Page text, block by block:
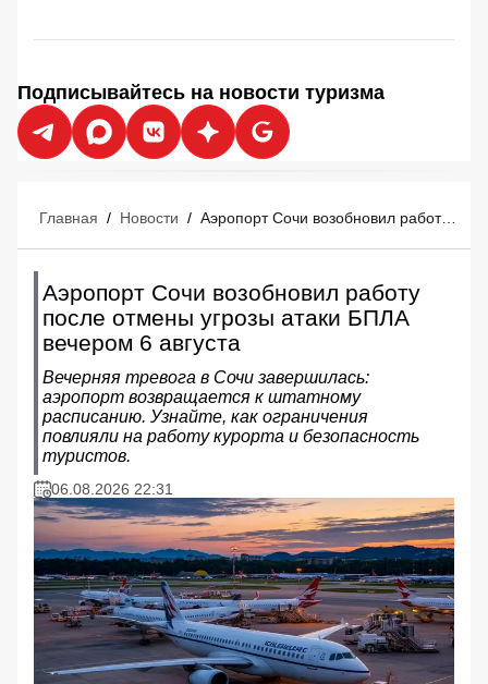
Подписывайтесь на новости туризма
Главная / Новости / Аэропорт Сочи возобновил работу после отмены угрозы атаки БПЛА вечером 6 августа
Аэропорт Сочи возобновил работу
после отмены угрозы атаки БПЛА
вечером 6 августа
Вечерняя тревога в Сочи завершилась:
аэропорт возвращается к штатному
расписанию. Узнайте, как ограничения
повлияли на работу курорта и безопасность
туристов.
06.08.2026 22:31